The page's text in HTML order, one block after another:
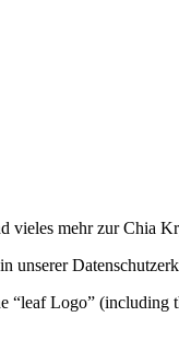
vieles mehr zur Chia
(including the